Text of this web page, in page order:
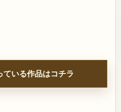
ている作品はコチラ